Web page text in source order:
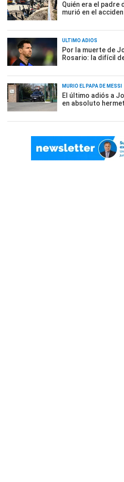
Quién era el padre
murió en el
ÚLTIMO ADIÓS
Por la muerte de
Rosario: la difícil
MURIÓ EL PAPÁ DE MESSI
El último adiós a
en absoluto